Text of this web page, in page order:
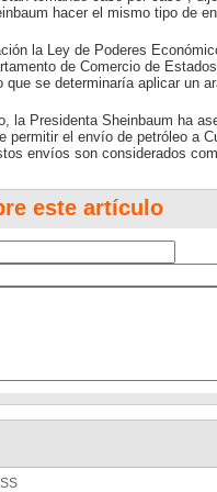
hacer el mismo tipo de
la Ley de Poderes
de Comercio de
que se determinaría aplicar un
la Presidenta Sheinbaum ha
permitir el envío de petróleo a
envíos son considerados
este artículo